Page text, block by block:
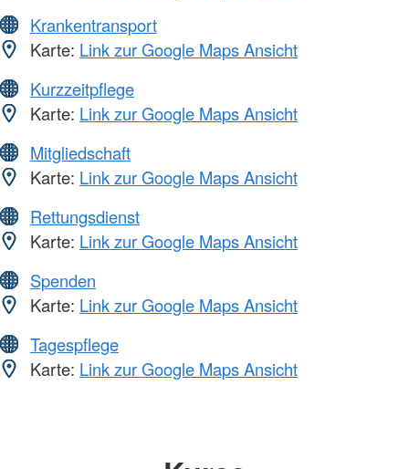
Krankentransport
Karte: Link zur Google Maps Ansicht
Kurzzeitpflege
Karte: Link zur Google Maps Ansicht
Mitgliedschaft
Karte: Link zur Google Maps Ansicht
Rettungsdienst
Karte: Link zur Google Maps Ansicht
Spenden
Karte: Link zur Google Maps Ansicht
Tagespflege
Karte: Link zur Google Maps Ansicht